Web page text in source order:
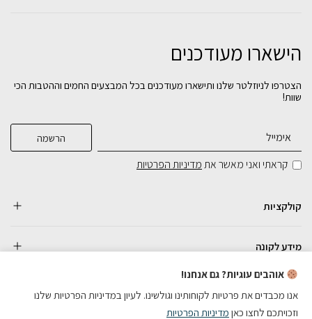
חדר לתינוק וויני טבעי
בחירתצבע:
חדר שינה לתינוק בייג'ין- טריקה שקטה
בחירתצבע:
הישארו מעודכנים
הצטרפו לניוזלטר שלנו ותישארו מעודכנים בכל המבצעים החמים וההטבות הכי
שוות!
קראתי ואני מאשר אתמדיניות הפרטיות
קולקציות
מידע לקונה
אוהבים עוגיות? גם אנחנו!
אנו מכבדים את פרטיות לקוחותינו וגולשינו. לעיון במדיניות הפרטיות שלנו
וזכויתכם לחצו כאן מדיניות הפרטיות